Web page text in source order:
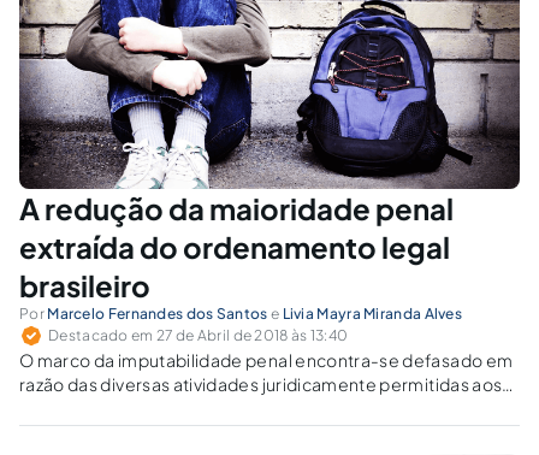
A redução da maioridade penal
extraída do ordenamento legal
brasileiro
Por Marcelo Fernandes dos Santos e Livia Mayra Miranda Alves
Destacado em 27 de Abril de 2018 às 13:40
O marco da imputabilidade penal encontra-se defasado em
razão das diversas atividades juridicamente permitidas aos